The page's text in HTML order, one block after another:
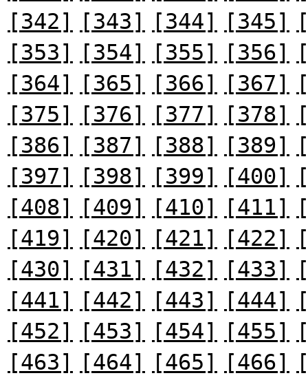
[342]
[343] [344] [345]
[353]
[354] [355] [356]
[364]
[365] [366] [367]
[375]
[376] [377] [378]
[386]
[387] [388] [389]
[397]
[398] [399] [400]
[408]
[409] [410] [411]
[419]
[420] [421] [422]
[430]
[431] [432] [433]
[441]
[442] [443] [444]
[452]
[453] [454] [455]
[463]
[464] [465] [466]